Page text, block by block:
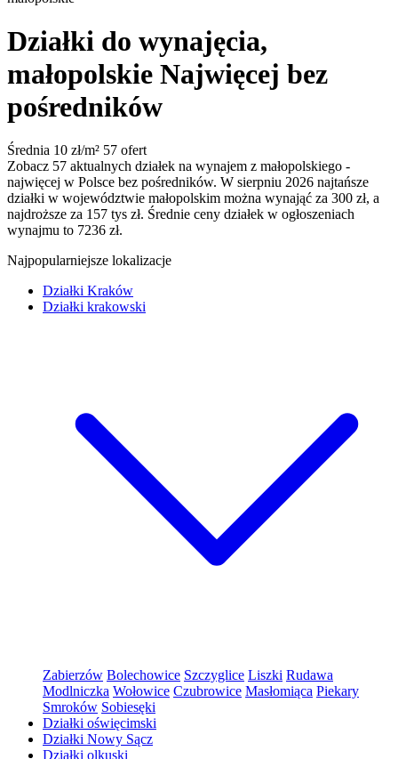
Działki do wynajęcia,
małopolskie Najwięcej bez
pośredników
Średnia 10 zł/m² 57 ofert
Zobacz 57 aktualnych działek na wynajem z małopolskiego -
najwięcej w Polsce bez pośredników. W sierpniu 2026 najtańsze
działki w województwie małopolskim można wynająć za 300 zł, a
najdroższe za 157 tys zł. Średnie ceny działek w ogłoszeniach
wynajmu to 7236 zł.
Najpopularniejsze lokalizacje
Działki Kraków
Działki krakowski
Zabierzów Bolechowice Szczyglice Liszki Rudawa
Modlniczka Wołowice Czubrowice Masłomiąca Piekary
Smroków Sobiesęki
Działki oświęcimski
Działki Nowy Sącz
Działki olkuski